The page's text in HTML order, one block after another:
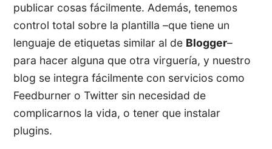
publicar cosas fácilmente. Además, tenemos
control total sobre la plantilla –que tiene un
lenguaje de etiquetas similar al de Blogger–
para hacer alguna que otra virguería, y nuestro
blog se integra fácilmente con servicios como
Feedburner o Twitter sin necesidad de
complicarnos la vida, o tener que instalar
plugins.